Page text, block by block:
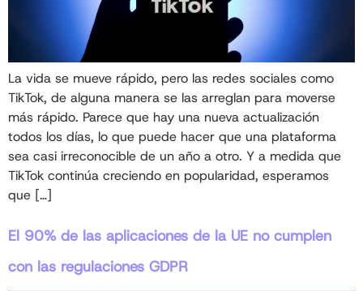
La vida se mueve rápido, pero las redes sociales como
TikTok, de alguna manera se las arreglan para moverse
más rápido. Parece que hay una nueva actualización
todos los días, lo que puede hacer que una plataforma
sea casi irreconocible de un año a otro. Y a medida que
TikTok continúa creciendo en popularidad, esperamos
que […]
El 90% de las aplicaciones de la UE no cumplen
con las regulaciones GDPR